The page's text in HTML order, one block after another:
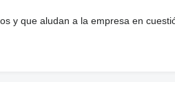
y que aludan a la empresa en